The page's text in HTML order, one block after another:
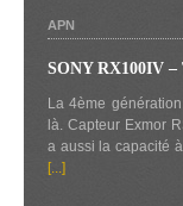
APN
SONY RX100IV
La 4ème
là. Capteur Exmor
a aussi la capacité
[...]